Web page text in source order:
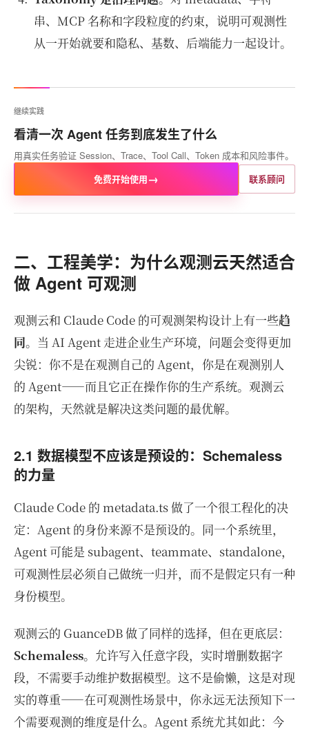
串、MCP 名称和字段粒度的约束，说明可观测性
从一开始就要和隐私、基数、后端能力一起设计。
继续实践
看清一次 Agent 任务到底发生了什么
用真实任务验证 Session、Trace、Tool Call、Token 成本和风险事件。
免费开始使用→ 联系顾问
二、工程美学：为什么观测云天然适合
做 Agent 可观测
观测云和 Claude Code 的可观测架构设计上有一些趋
同。当 AI Agent 走进企业生产环境，问题会变得更加
尖锐：你不是在观测自己的 Agent，你是在观测别人
的 Agent——而且它正在操作你的生产系统。观测云
的架构，天然就是解决这类问题的最优解。
2.1 数据模型不应该是预设的：Schemaless
的力量
Claude Code 的 metadata.ts 做了一个很工程化的决
定：Agent 的身份来源不是预设的。同一个系统里，
Agent 可能是 subagent、teammate、standalone，
可观测性层必须自己做统一归并，而不是假定只有一种
身份模型。
观测云的 GuanceDB 做了同样的选择，但在更底层：
Schemaless。允许写入任意字段，实时增删数据字
段，不需要手动维护数据模型。这不是偷懒，这是对现
实的尊重——在可观测性场景中，你永远无法预知下一
个需要观测的维度是什么。Agent 系统尤其如此：今